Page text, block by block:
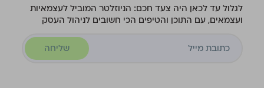
לגלול עד לכאן היה צעד חכם: הניוזלטר המוביל לעצמאיות
ועצמאים, עם התוכן והטיפים הכי חשובים לניהול העסק
שליחה